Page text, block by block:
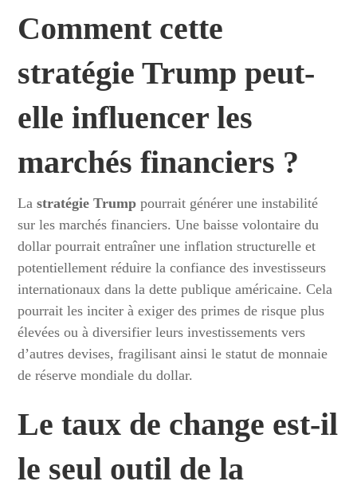
Comment cette
stratégie Trump peut-
elle influencer les
marchés financiers ?
Lastratégie Trump pourrait générer une instabilité
sur les marchés financiers. Une baisse volontaire du
dollar pourrait entraîner une inflation structurelle et
potentiellement réduire la confiance des investisseurs
internationaux dans la dette publique américaine. Cela
pourrait les inciter à exiger des primes de risque plus
élevées ou à diversifier leurs investissements vers
d’autres devises, fragilisant ainsi le statut de monnaie
de réserve mondiale du dollar.
Letaux de change est-il
le seul outil de la